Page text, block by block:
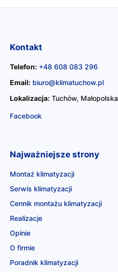
Kontakt
Telefon: +48 608 083 296
Email: biuro@klimatuchow.pl
Lokalizacja: Tuchów, Małopolska
Facebook
Najważniejsze strony
Montaż klimatyzacji
Serwis klimatyzacji
Cennik montażu klimatyzacji
Realizacje
Opinie
O firmie
Poradnik klimatyzacji